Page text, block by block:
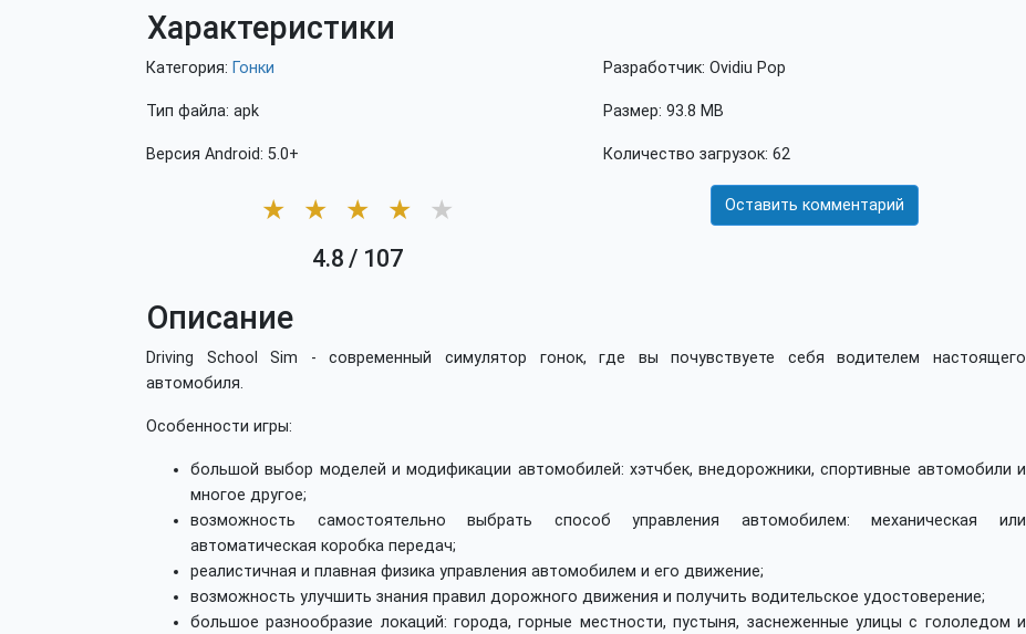
Характеристики
Категория: Гонки
Тип файла: apk
Версия Android: 5.0+
Разработчик: Ovidiu Pop
Размер: 93.8 MB
Количество загрузок: 62
★ ★ ★ ★ ★
4.8 / 107
Оставить комментарий
Описание
Driving School Sim - современный симулятор гонок, где вы почувствуете себя водителем настоящего
автомобиля.
Особенности игры:
большой выбор моделей и модификации автомобилей: хэтчбек, внедорожники, спортивные автомобили и
многое другое;
возможность самостоятельно выбрать способ управления автомобилем: механическая или
автоматическая коробка передач;
реалистичная и плавная физика управления автомобилем и его движение;
возможность улучшить знания правил дорожного движения и получить водительское удостоверение;
большое разнообразие локаций: города, горные местности, пустыня, заснеженные улицы с гололедом и